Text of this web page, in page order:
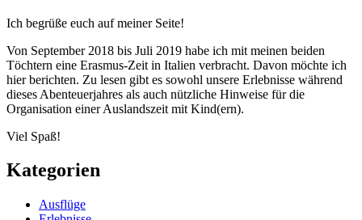
Ich begrüße euch auf meiner Seite!
Von September 2018 bis Juli 2019 habe ich mit meinen beiden
Töchtern eine Erasmus-Zeit in Italien verbracht. Davon möchte ich
hier berichten. Zu lesen gibt es sowohl unsere Erlebnisse während
dieses Abenteuerjahres als auch nützliche Hinweise für die
Organisation einer Auslandszeit mit Kind(ern).
Viel Spaß!
Kategorien
Ausflüge